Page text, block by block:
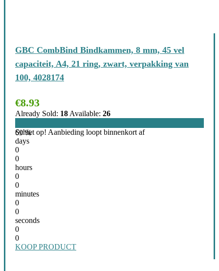
GBC CombBind Bindkammen, 8 mm, 45 vel
capaciteit, A4, 21 ring, zwart, verpakking van
100, 4028174
€8.93
Already Sold: 18 Available: 26
69 %
Schiet op! Aanbieding loopt binnenkort af
days
0
0
hours
0
0
minutes
0
0
seconds
0
0
KOOP PRODUCT